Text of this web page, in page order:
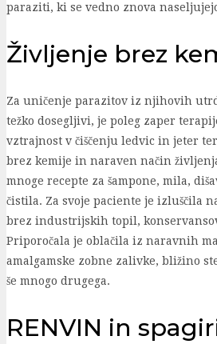
paraziti, ki se vedno znova
Življenje brez
Za uničenje parazitov iz njihovih
težko dosegljivi, je poleg zaper
vztrajnost v čiščenju ledvic in jeter
brez kemije in naraven način
mnoge recepte za šampone, mila,
čistila. Za svoje paciente je izluščila
brez industrijskih topil,
Priporočala je oblačila iz naravnih
amalgamske zobne zalivke, bližino
še mnogo drugega.
RENVIN in